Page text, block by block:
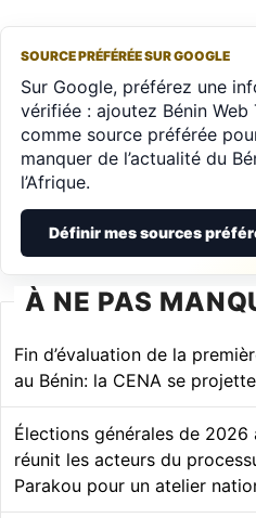
SOURCE PRÉFÉRÉE SUR GOOGLE
Sur Google, préférez une
vérifiée : ajoutez Bénin Web
comme source préférée
manquer de l’actualité du
l’Afrique.
Définir mes sources
À NE PAS
Fin d’évaluation de la
au Bénin: la CENA se
Élections générales de 2026
réunit les acteurs du
Parakou pour un atelier